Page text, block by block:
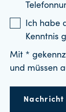
Ich habe
Kenntnis
Mit *
und müssen
Nachricht